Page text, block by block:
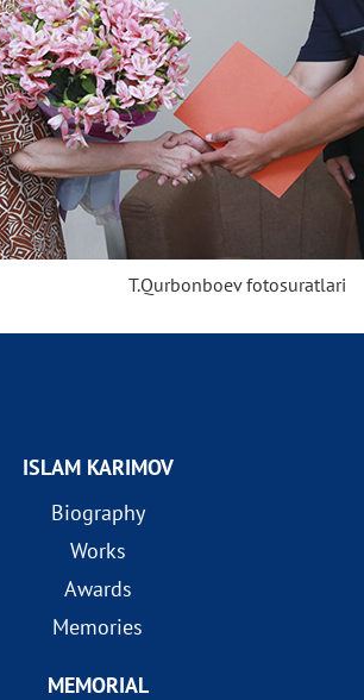
T.Qurbonboev fotosuratlari
ISLAM KARIMOV
Biography
Works
Awards
Memories
MEMORIAL